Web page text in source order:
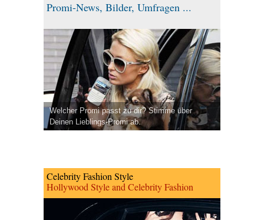
Promi-News, Bilder, Umfragen ...
Welcher Promi passt zu dir? Stimme über
Deinen Lieblings-Promi ab.
Celebrity Fashion Style
Hollywood Style and Celebrity Fashion